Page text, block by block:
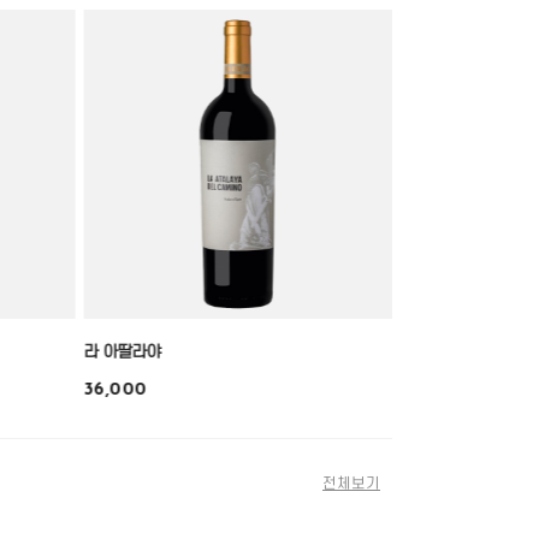
라 아딸라야
36,000
전체보기